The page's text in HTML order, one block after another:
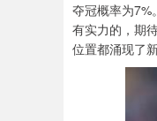
夺冠概率为7%
有实力的，期
位置都涌现了